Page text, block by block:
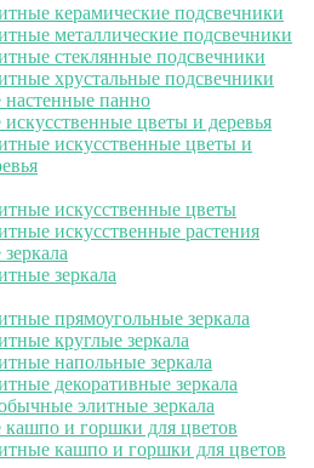
керамические подсвечники
металлические подсвечники
стеклянные подсвечники
хрустальные подсвечники
панно
цветы и деревья
искусственные цветы и
искусственные цветы
искусственные растения
зеркала
прямоугольные зеркала
круглые зеркала
напольные зеркала
декоративные зеркала
элитные зеркала
и горшки для цветов
кашпо и горшки для цветов